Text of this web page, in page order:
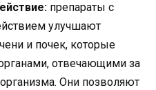
препараты с
улучшают
и почек, которые
отвечающими за
Они позволяют